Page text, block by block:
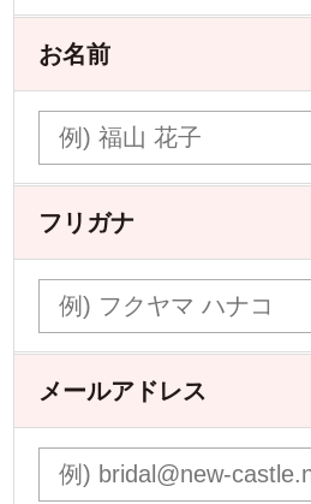
お名前
フリガナ
メールアドレス